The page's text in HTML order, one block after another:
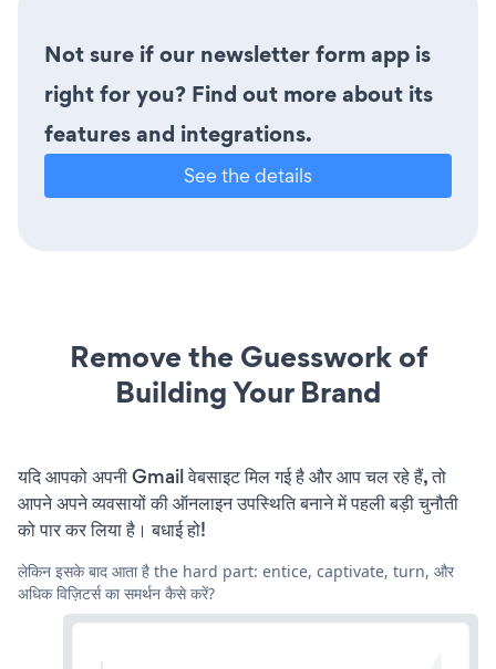
Not sure if our newsletter form app is
right for you? Find out more about its
features and integrations.
See the details
Remove the Guesswork of
Building Your Brand
यदि आपको अपनी Gmail वेबसाइट मिल गई है और आप चल रहे हैं, तो
आपने अपने व्यवसायों की ऑनलाइन उपस्थिति बनाने में पहली बड़ी चुनौती
को पार कर लिया है। बधाई हो!
लेकिन इसके बाद आता है the hard part: entice, captivate, turn, और
अधिक विज़िटर्स का समर्थन कैसे करें?